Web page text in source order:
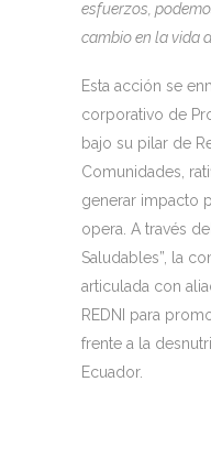
esfuerzos,
cambio en la vida
Esta acción se
corporativo de
bajo su pilar de
Comunidades,
generar impacto
opera. A través
Saludables”, la
articulada con
REDNI para
frente a la
Ecuador.